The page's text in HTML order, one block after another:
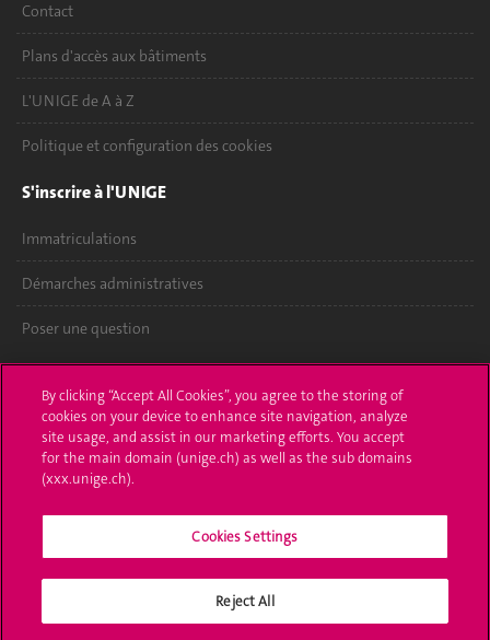
Contact
Plans d'accès aux bâtiments
L'UNIGE de A à Z
Politique et configuration des cookies
S'inscrire à l'UNIGE
Immatriculations
Démarches administratives
Poser une question
UNIGE Mobile
Médias
Offres d'emploi
Bibliothèque
By clicking “Accept All Cookies”, you agree to the storing of
cookies on your device to enhance site navigation, analyze
site usage, and assist in our marketing efforts. You accept
for the main domain (unige.ch) as well as the sub domains
(xxx.unige.ch).
Cookies Settings
Reject All